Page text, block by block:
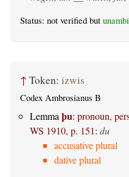
Status: not verified but
↑ Token: izwis
Codex Ambrosianus B
Lemma þu: pronoun,
WS 1910, p. 151: du
accusative plural
dative plural